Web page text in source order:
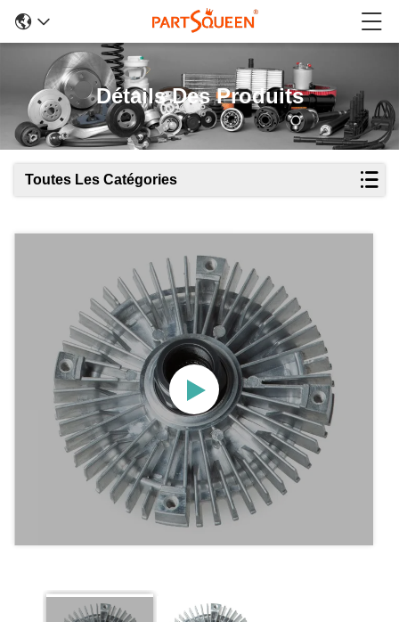
Détails Des Produits
Toutes Les Catégories